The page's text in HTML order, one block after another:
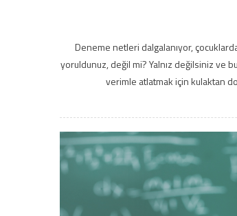
Deneme netleri dalgalanıyor,
yoruldunuz, değil mi? Yalnız değilsiniz ve
verimle atlatmak için kulaktan